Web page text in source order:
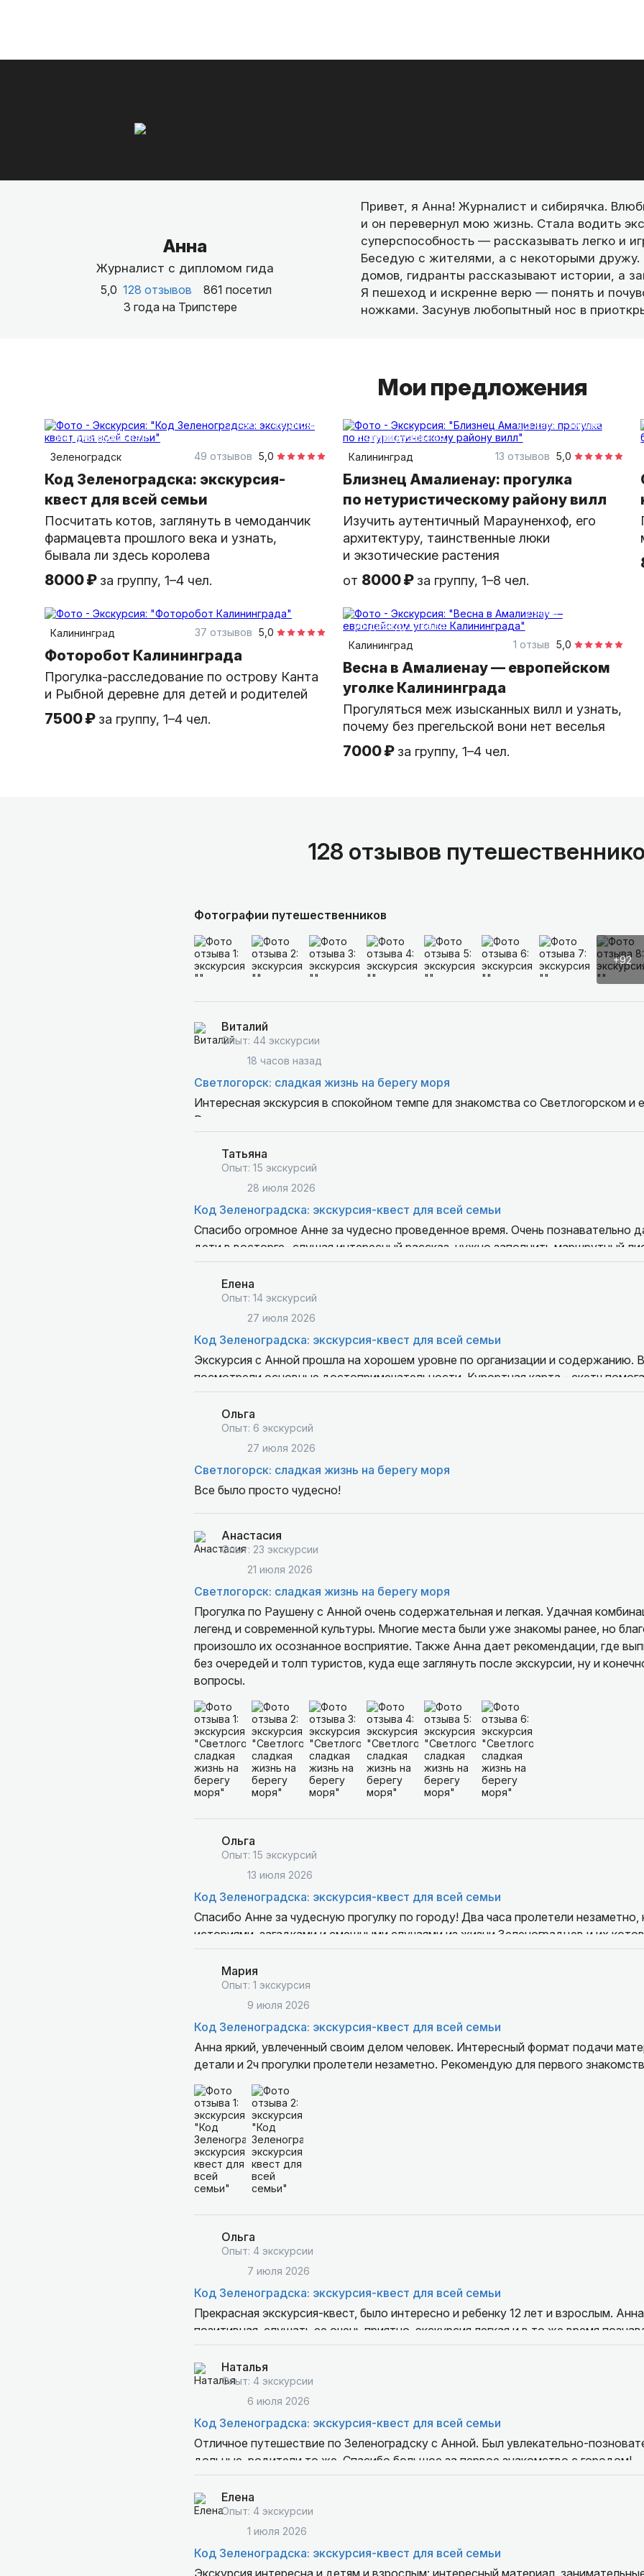
Анна
Журналист с дипломом гида
5,0 128 отзывов
861 посетил
3 года на Трипстере
Привет, я Анна! Журналист и сибирячка.
и он перевернул мою жизнь. Стала водить
суперспособность — рассказывать легко и
Беседую с жителями, а с некоторыми дружу.
домов, гидранты рассказывают истории, а
Я пешеход и искренне верю — понять и
ножками. Засунув любопытный нос в
Мои предложения
2 часа
пешком
индивидуальная
Зеленоградск
5,0
49 отзывов
Код Зеленоградска: экскурсия-
квест для всей семьи
Посчитать котов, заглянуть в чемоданчик
фармацевта прошлого века и узнать,
бывала ли здесь королева
8000 ₽ за группу, 1–4 чел.
2,5 часа
пешком
индивидуальная
Калининград
5,0
13 отзывов
Близнец Амалиенау: прогулка
по нетуристическому району вилл
Изучить аутентичный Марауненхоф, его
архитектуру, таинственные люки
и экзотические растения
от 8000 ₽ за группу, 1–8 чел.
Калининград 5,0
37 отзывов
Фоторобот Калининграда
Прогулка-расследование по острову Канта
и Рыбной деревне для детей и родителей
7500 ₽ за группу, 1–4 чел.
2 часа
индивидуальная
Калининград
5,0
1 отзыв
Весна в Амалиенау — европейском
уголке Калининграда
Прогуляться меж изысканных вилл и узнать,
почему без прегельской вони нет веселья
7000 ₽ за группу, 1–4 чел.
128 отзывов
Фотографии путешественников
+92
Виталий
Опыт: 44 экскурсии
18 часов назад
Светлогорск: сладкая жизнь на берегу моря
Интересная экскурсия в спокойном темпе для знакомства со Светлогорском и
Рекомендую
Татьяна
Опыт: 15 экскурсий
28 июля 2026
Код Зеленоградска: экскурсия-квест для всей семьи
Спасибо огромное Анне за чудесно проведенное время. Очень познавательно
дети в восторге- слушая интересный рассказ, нужно заполнить маршрутный
встречных котиков пересчитать. Если вы в Зеленоградске с детьми, то
Елена
Опыт: 14 экскурсий
27 июля 2026
Код Зеленоградска: экскурсия-квест для всей семьи
Экскурсия с Анной прошла на хорошем уровне по организации и содержанию.
посмотрели основные достопримечательности. Курортная карта - скетч
основные моменты, детям это точно интересно и полезно. Приятный голос и
безупречный вкус и внимание к деталям, да и просто Анна-красивая девушка:)) но кроме этих
располагающих к себе моментов, Анна в приятной манере беседует с
информацию.
Ольга
Опыт: 6 экскурсий
27 июля 2026
Светлогорск: сладкая жизнь на берегу моря
Все было просто чудесно!
Анастасия
Опыт: 23 экскурсии
21 июля 2026
Светлогорск: сладкая жизнь на берегу моря
Прогулка по Раушену с Анной очень содержательная и легкая. Удачная
легенд и современной культуры. Многие места были уже знакомы ранее, но
произошло их осознанное восприятие. Также Анна дает рекомендации, где
без очередей и толп туристов, куда еще заглянуть после экскурсии, ну и
вопросы.
Ольга
Опыт: 15 экскурсий
13 июля 2026
Код Зеленоградска: экскурсия-квест для всей семьи
Спасибо Анне за чудесную прогулку по городу! Два часа пролетели незаметно,
историями, загадками и смешными случаями из жизни Зеленоградцев и их
благодарны Анне за чудесный вечер.
Мария
Опыт: 1 экскурсия
9 июля 2026
Код Зеленоградска: экскурсия-квест для всей семьи
Анна яркий, увлеченный своим делом человек. Интересный формат подачи
детали и 2ч прогулки пролетели незаметно. Рекомендую для первого
Ольга
Опыт: 4 экскурсии
7 июля 2026
Код Зеленоградска: экскурсия-квест для всей семьи
Прекрасная экскурсия-квест, было интересно и ребенку 12 лет и взрослым.
позитивная, слушать ее очень приятно, экскурсия легкая и в то же время
удовольствием слушали историю Зеленоградска и разгадывали квест. Мы в
Наталья
Опыт: 4 экскурсии
6 июля 2026
Код Зеленоградска: экскурсия-квест для всей семьи
Отличное путешествие по Зеленоградску с Анной. Был увлекательно-
дольные, родители то же. Спасибо большое за первое знакомство с городом!
Елена
Опыт: 4 экскурсии
1 июля 2026
Код Зеленоградска: экскурсия-квест для всей семьи
Экскурсия интересна и детям и взрослым: интересный материал,